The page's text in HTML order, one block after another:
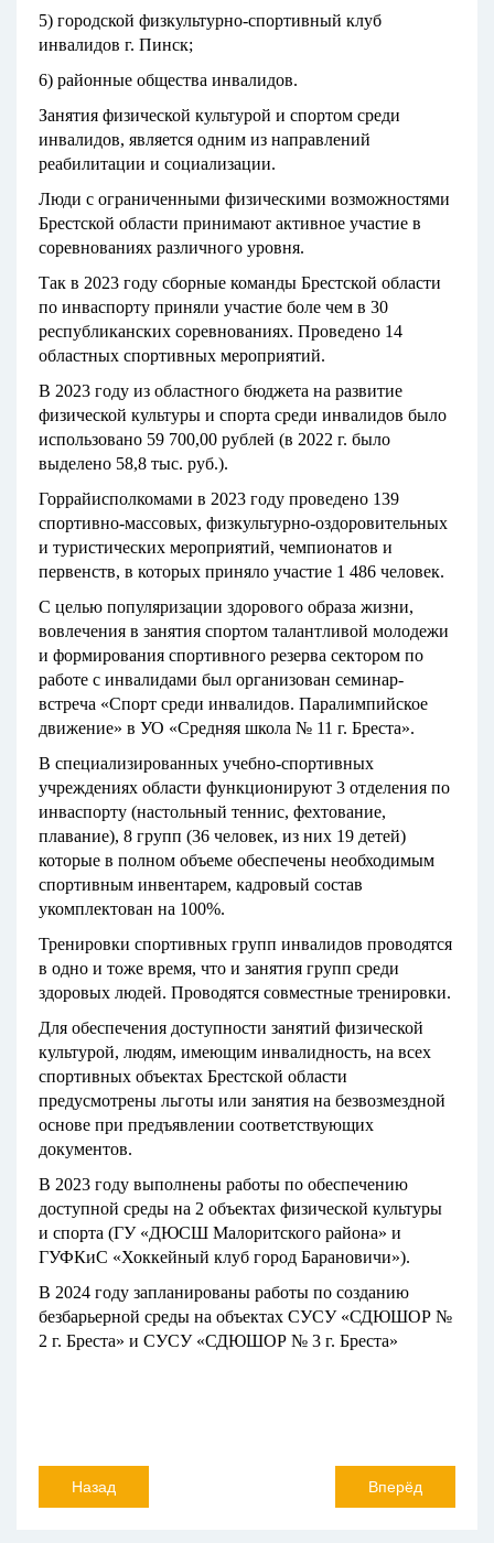
5) городской физкультурно-спортивный клуб
инвалидов г. Пинск;
6) районные общества инвалидов.
Занятия физической культурой и спортом среди
инвалидов, является одним из направлений
реабилитации и социализации.
Люди с ограниченными физическими возможностями
Брестской области принимают активное участие в
соревнованиях различного уровня.
Так в 2023 году сборные команды Брестской области
по инваспорту приняли участие боле чем в 30
республиканских соревнованиях. Проведено 14
областных спортивных мероприятий.
В 2023 году из областного бюджета на развитие
физической культуры и спорта среди инвалидов было
использовано 59 700,00 рублей (в 2022 г. было
выделено 58,8 тыс. руб.).
Горрайисполкомами в 2023 году проведено 139
спортивно-массовых, физкультурно-оздоровительных
и туристических мероприятий, чемпионатов и
первенств, в которых приняло участие 1 486 человек.
С целью популяризации здорового образа жизни,
вовлечения в занятия спортом талантливой молодежи
и формирования спортивного резерва сектором по
работе с инвалидами был организован семинар-
встреча «Спорт среди инвалидов. Паралимпийское
движение» в УО «Средняя школа № 11 г. Бреста».
В специализированных учебно-спортивных
учреждениях области функционируют 3 отделения по
инваспорту (настольный теннис, фехтование,
плавание), 8 групп (36 человек, из них 19 детей)
которые в полном объеме обеспечены необходимым
спортивным инвентарем, кадровый состав
укомплектован на 100%.
Тренировки спортивных групп инвалидов проводятся
в одно и тоже время, что и занятия групп среди
здоровых людей. Проводятся совместные тренировки.
Для обеспечения доступности занятий физической
культурой, людям, имеющим инвалидность, на всех
спортивных объектах Брестской области
предусмотрены льготы или занятия на безвозмездной
основе при предъявлении соответствующих
документов.
В 2023 году выполнены работы по обеспечению
доступной среды на 2 объектах физической культуры
и спорта (ГУ «ДЮСШ Малоритского района» и
ГУФКиС «Хоккейный клуб город Барановичи»).
В 2024 году запланированы работы по созданию
безбарьерной среды на объектах СУСУ «СДЮШОР №
2 г. Бреста» и СУСУ «СДЮШОР № 3 г. Бреста»
Назад Вперёд